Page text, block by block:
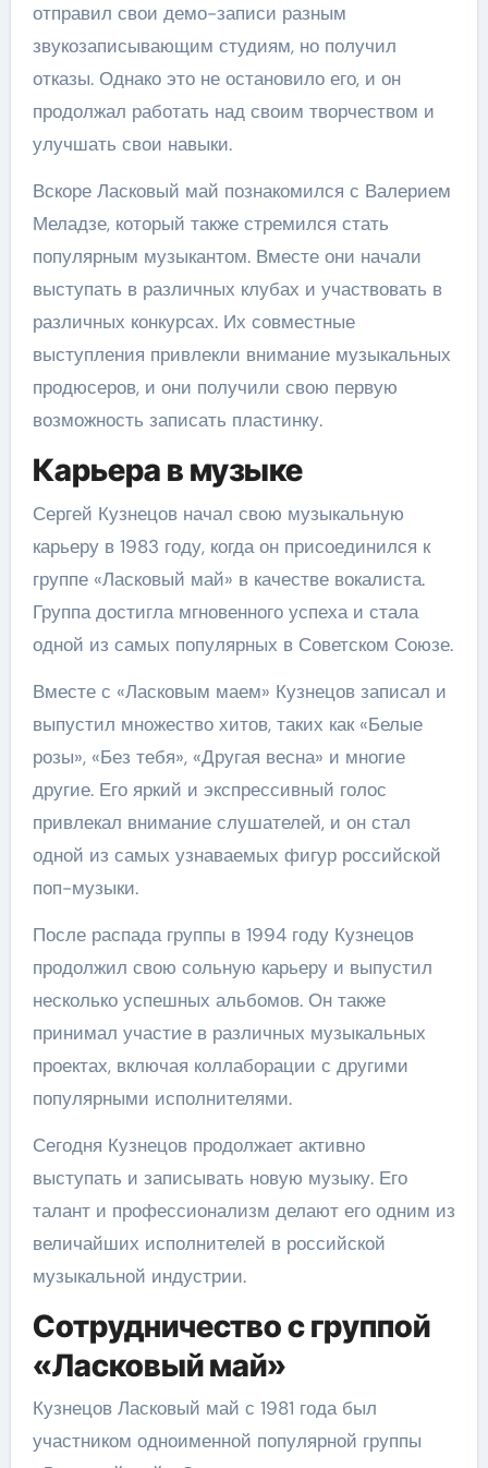
отправил свои демо-записи разным
звукозаписывающим студиям, но получил
отказы. Однако это не остановило его, и он
продолжал работать над своим творчеством и
улучшать свои навыки.
Вскоре Ласковый май познакомился с Валерием
Меладзе, который также стремился стать
популярным музыкантом. Вместе они начали
выступать в различных клубах и участвовать в
различных конкурсах. Их совместные
выступления привлекли внимание музыкальных
продюсеров, и они получили свою первую
возможность записать пластинку.
Карьера в музыке
Сергей Кузнецов начал свою музыкальную
карьеру в 1983 году, когда он присоединился к
группе «Ласковый май» в качестве вокалиста.
Группа достигла мгновенного успеха и стала
одной из самых популярных в Советском Союзе.
Вместе с «Ласковым маем» Кузнецов записал и
выпустил множество хитов, таких как «Белые
розы», «Без тебя», «Другая весна» и многие
другие. Его яркий и экспрессивный голос
привлекал внимание слушателей, и он стал
одной из самых узнаваемых фигур российской
поп-музыки.
После распада группы в 1994 году Кузнецов
продолжил свою сольную карьеру и выпустил
несколько успешных альбомов. Он также
принимал участие в различных музыкальных
проектах, включая коллаборации с другими
популярными исполнителями.
Сегодня Кузнецов продолжает активно
выступать и записывать новую музыку. Его
талант и профессионализм делают его одним из
величайших исполнителей в российской
музыкальной индустрии.
Сотрудничество с группой
«Ласковый май»
Кузнецов Ласковый май с 1981 года был
участником одноименной популярной группы